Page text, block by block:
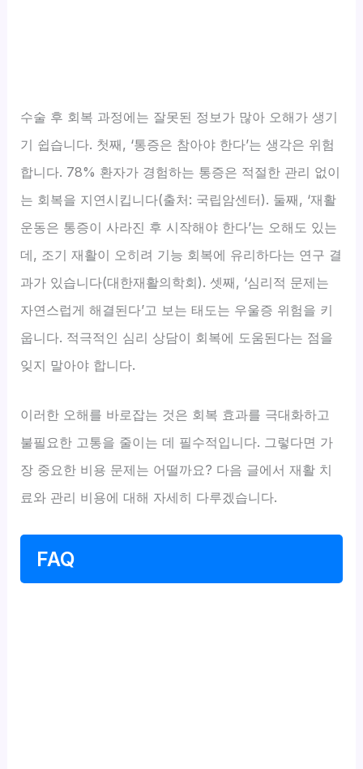
수술 후 회복 과정에는 잘못된 정보가 많아 오해가 생기
기 쉽습니다. 첫째, ‘통증은 참아야 한다’는 생각은 위험
합니다. 78% 환자가 경험하는 통증은 적절한 관리 없이
는 회복을 지연시킵니다(출처: 국립암센터). 둘째, ‘재활
운동은 통증이 사라진 후 시작해야 한다’는 오해도 있는
데, 조기 재활이 오히려 기능 회복에 유리하다는 연구 결
과가 있습니다(대한재활의학회). 셋째, ‘심리적 문제는
자연스럽게 해결된다’고 보는 태도는 우울증 위험을 키
웁니다. 적극적인 심리 상담이 회복에 도움된다는 점을
잊지 말아야 합니다.
이러한 오해를 바로잡는 것은 회복 효과를 극대화하고
불필요한 고통을 줄이는 데 필수적입니다. 그렇다면 가
장 중요한 비용 문제는 어떨까요? 다음 글에서 재활 치
료와 관리 비용에 대해 자세히 다루겠습니다.
FAQ